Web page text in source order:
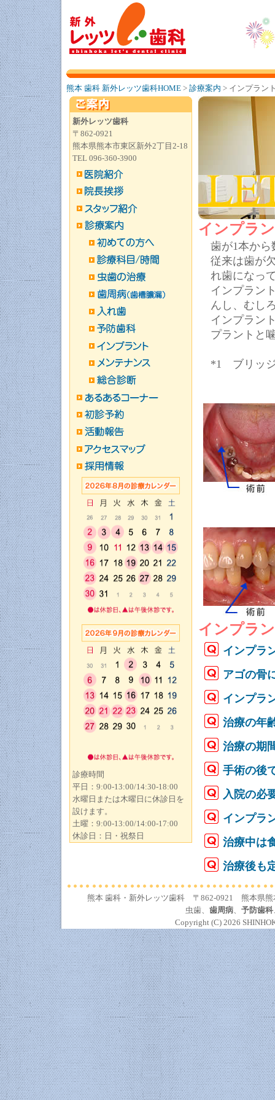
熊本 歯科 新外レッツ歯科HOME> 診療案内 > インプラン
新外レッツ歯科
〒862-0921
熊本県熊本市東区新外2丁目2-18
TEL 096-360-3900
診療時間
平日：9:00-13:00/14:30-18:00
水曜日または木曜日に休診日を
設けます。
土曜：9:00-13:00/14:00-17:00
休診日：日・祝祭日
インプラ
歯が1本か
従来は歯が
れ歯になっ
インプラン
んし、むし
インプラン
プラントと
*1 ブリッジ
インプラ
インプラ
アゴの骨
インプラ
治療の年
治療の期
手術の後
入院の必
インプラ
治療中は
治療後も
熊本 歯科・新外レッツ歯科〒862-0921 熊本県熊
虫歯、 歯周病、 予防歯科
Copyright (C) 2026